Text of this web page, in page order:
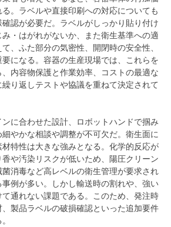
。ラベルや直接印刷への対応についても
認が必要だ。ラベルがしっかり貼り付け
・はがれがないか、また衛生基準への適
、ふた部分の気密性、開閉時の安全性、
になる。容器の生産現場では、これらを
内容物保護と作業効率、コストの最適な
り返しテストや協議を重ねて決定されて
に合わせた設計、ロボットハンドで掴み
やかな相談や調整が不可欠だ。衛生面に
特性は大きな強みとなる。化学的反応が
や汚染リスクが低いため、陽圧クリーン
消毒など高レベルの衛生管理が要求され
例が多い。しかし輸送時の割れや、強い
通れない課題である。このため、発注時
製品ラベルの破損確認といった追加要件